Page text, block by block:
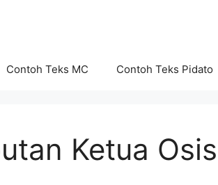
Contoh Teks MC Contoh Teks Pidato
Ketua